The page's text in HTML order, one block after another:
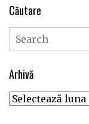
Căutare
Arhivă